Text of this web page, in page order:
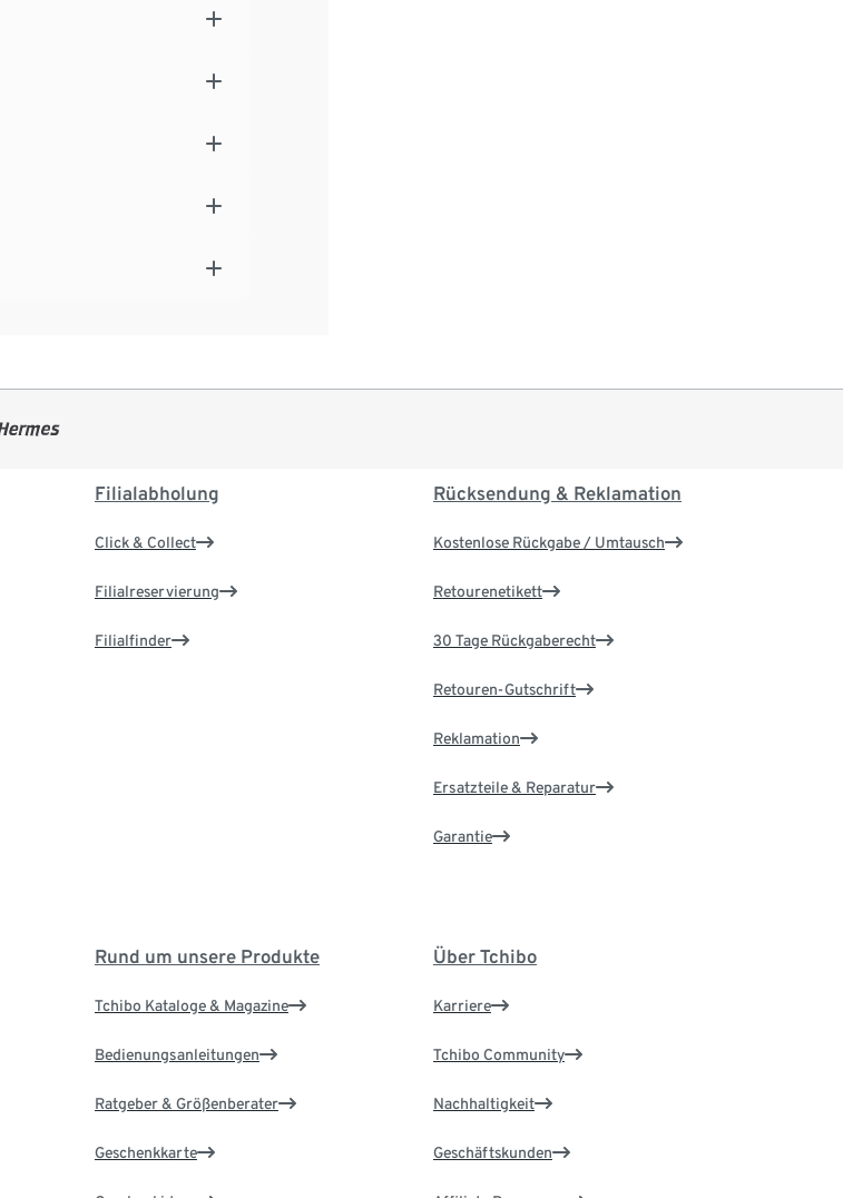
Filialabholung
Click & Collect
Filialreservierung
Filialfinder
Rücksendung & Reklamation
Kostenlose Rückgabe / Umtausch
Retourenetikett
30 Tage Rückgaberecht
Retouren-Gutschrift
Reklamation
Ersatzteile & Reparatur
Garantie
Rund um unsere Produkte
Tchibo Kataloge & Magazine
Bedienungsanleitungen
Ratgeber & Größenberater
Geschenkkarte
Über Tchibo
Karriere
Tchibo Community
Nachhaltigkeit
Geschäftskunden